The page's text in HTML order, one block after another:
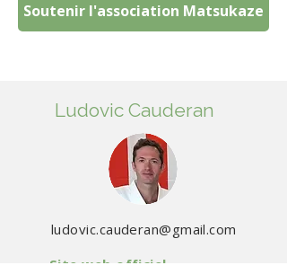
Soutenir l'association Matsukaze
Ludovic Cauderan
ludovic.cauderan@gmail.com
Site web officiel